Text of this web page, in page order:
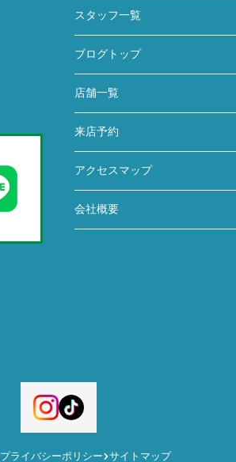
スタッフ一覧
ブログトップ
店舗一覧
来店予約
アクセスマップ
会社概要
プライバシーポリシー サイトマップ